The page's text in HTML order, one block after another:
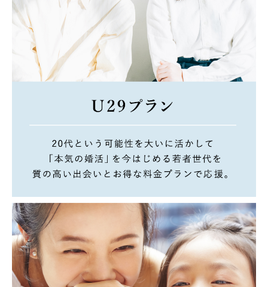
Hさんの活動詳細を見る
気が付くと40代に。
多忙なキャリアウーマン
東京23区内在住
国立大修士課程修了 大手メーカー勤務
趣味
入会のきっかけ
忙しさを見かねた上司から結婚相談所を勧められ、仕事と両立さ
せながらの婚活にはよい手段かもしれないと思い、入会。
入会前の婚活状況
このまま独身という選択肢もアリかと考えていた時期もあり、本
格的な婚活はせず。